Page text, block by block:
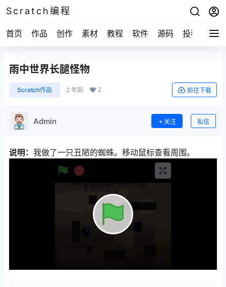
Scratch编程
首页 作品 创作 素材 教程 软件 源码 投稿 关于
雨中世界长腿怪物
Scratch作品 2 年前 2 前往下载
Admin 关注 私信
说明： 我做了一只丑陋的蜘蛛。移动鼠标查看周围。